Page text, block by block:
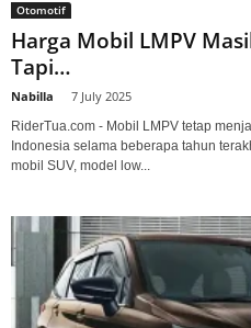
Otomotif
Harga Mobil LMPV
Tapi…
Nabilla 7 July 2025
RiderTua.com - Mobil LMPV tetap
Indonesia selama beberapa tahun
mobil SUV, model low...